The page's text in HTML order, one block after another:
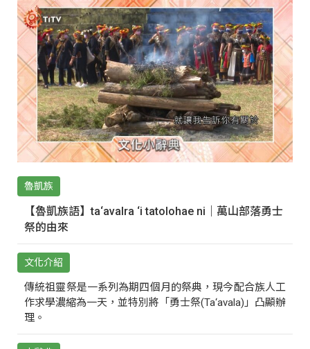
魯凱族
【魯凱族語】ta‘avalra ‘i tatolohae ni｜萬山部落勇士
祭的由來
文化介紹
傳統祖靈祭是一系列為期四個月的祭典，現今配合族人工
作求學濃縮為一天，並特別將「勇士祭(Ta‘avala)」凸顯辦
理。